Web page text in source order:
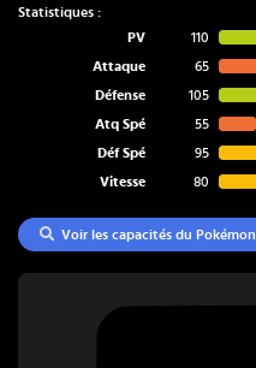
Statistiques :
PV
110
Attaque
65
Défense
105
Atq Spé
55
Déf Spé
95
Vitesse
80
Voir les capacités du Pokémon